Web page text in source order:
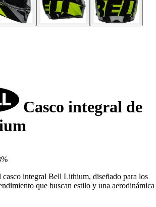
Casco integral de
integral Bell Lithium, diseñado para los
que buscan estilo y una aerodinámica